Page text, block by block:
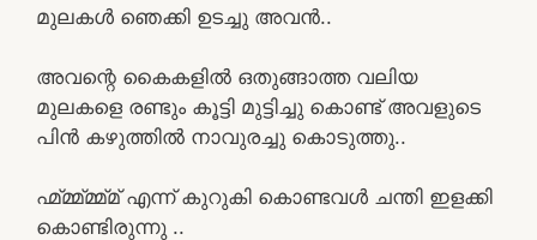
മുലകൾ ഞെക്കി ഉടച്ചു അവൻ..
അവന്റെ കൈകളിൽ ഒതുങ്ങാത്ത വലിയ
മുലകളെ രണ്ടും കൂട്ടി മുട്ടിച്ചു കൊണ്ട് അവളുടെ
പിൻ കഴുത്തിൽ നാവുരച്ചു കൊടുത്തു..
ഹ്മ്മ്മ്മ്മ്മ് എന്ന് കുറുകി കൊണ്ടവൾ ചന്തി ഇളക്കി
കൊണ്ടിരുന്നു ..